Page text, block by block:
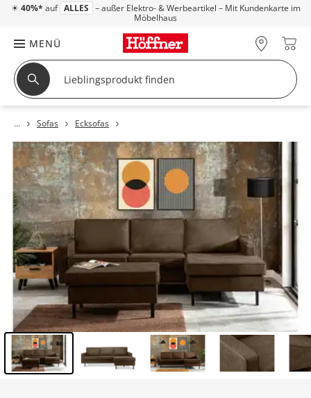
☀ 40%* auf ALLES – außer Elektro- & Werbeartikel – Mit Kundenkarte im
Möbelhaus
MENÜ
Sofas Ecksofas